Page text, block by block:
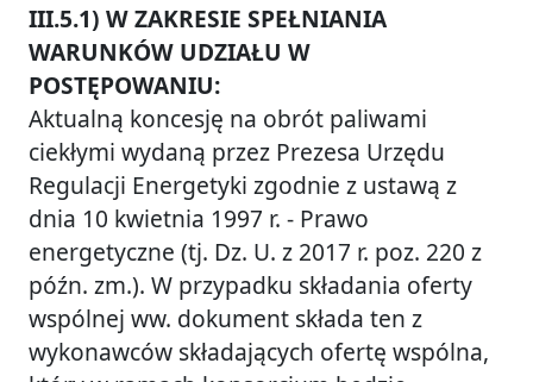
III.5.1) W ZAKRESIE SPEŁNIANIA
WARUNKÓW UDZIAŁU W
POSTĘPOWANIU:
Aktualną koncesję na obrót paliwami
ciekłymi wydaną przez Prezesa Urzędu
Regulacji Energetyki zgodnie z ustawą z
dnia 10 kwietnia 1997 r. - Prawo
energetyczne (tj. Dz. U. z 2017 r. poz. 220 z
późn. zm.). W przypadku składania oferty
wspólnej ww. dokument składa ten z
wykonawców składających ofertę wspólna,